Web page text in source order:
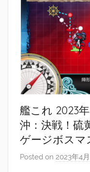
艦これ 2023
沖：決戦！硫
ゲージボスマ
Posted on 2023年4